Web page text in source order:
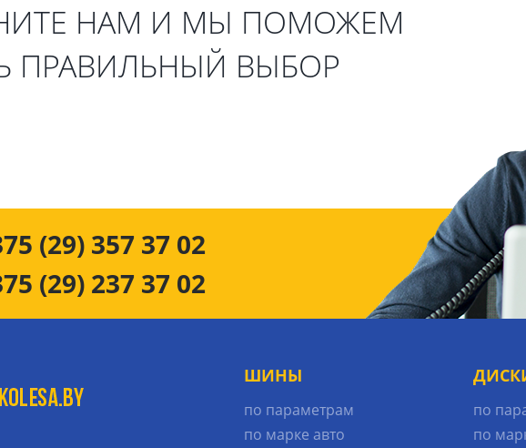
НАМ И МЫ ПОМОЖЕМ
ПРАВИЛЬНЫЙ ВЫБОР
(29) 357 37 02
(29) 237 37 02
ШИНЫ
по параметрам
по марке авто
по
по